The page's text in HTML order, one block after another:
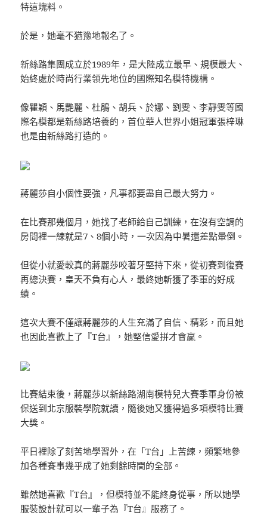
特這塊料。
於是，她毫不猶豫地報名了。
新絲路集團成立於1989年，是大陸成立最早、規模最大、
始終處於時尚行業領先地位的國際知名模特機構。
像瞿穎、馬艷麗、杜鵑、胡兵、於娜、劉雯、李靜雯等國
際名模都是新絲路培養的，首位華人世界小姐冠軍張梓琳
也是由新絲路打造的。
蔣麗莎自小個性要強，凡事都要盡自己最大努力。
在比賽那幾個月，她找了老師給自己訓練，在沒有空調的
房間裡一練就是7、8個小時，一次因為中暑還差點暈倒。
但從小就愛較真的蔣麗莎咬著牙堅持下來，從初賽到復賽
再總決賽，皇天不負有心人，最終她斬獲了季軍的好成
績。
這次大賽不僅讓蔣麗莎的人生充滿了自信、精彩，而且她
也因此喜歡上了『T台』，她堅信愛拼才會贏。
比賽結束後，蔣麗莎以新絲路湖南模特兒大賽季軍身份被
保送到北京服裝學院就讀，隨後她又獲得過多項模特比賽
大獎。
平日裡除了刻苦地學習外，在「T台」上苦練，頻繁地參
加各種賽事幾乎成了她剩餘時間的全部。
雖然她喜歡『T台』，但模特並不能終身從事，所以她學
服裝設計就可以一輩子為『T台』服務了。